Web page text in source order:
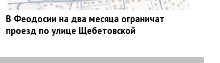
В Феодосии на два месяца ограничат
проезд по улице Щебетовской